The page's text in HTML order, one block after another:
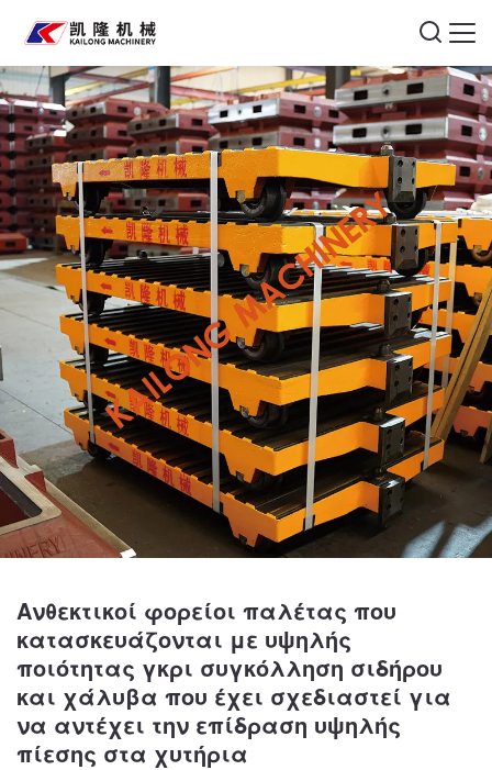
Ανθεκτικοί φορείοι παλέτας που
κατασκευάζονται με υψηλής
ποιότητας γκρι συγκόλληση σιδήρου
και χάλυβα που έχει σχεδιαστεί για
να αντέχει την επίδραση υψηλής
πίεσης στα χυτήρια